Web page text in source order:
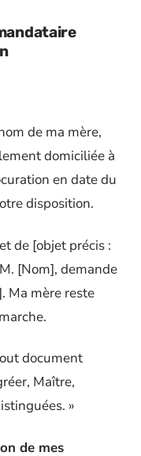
de ma mère,
domiciliée à
en date du
disposition.
de [objet précis :
[Nom], demande
Ma mère reste
document
Maître,
»
de mes